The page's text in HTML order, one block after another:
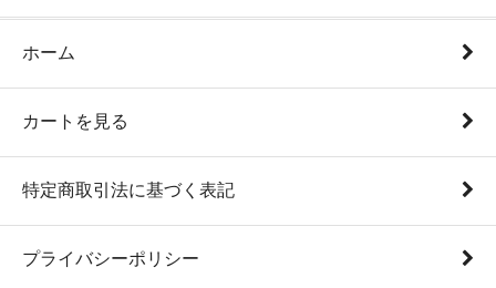
ホーム
カートを見る
特定商取引法に基づく表記
プライバシーポリシー